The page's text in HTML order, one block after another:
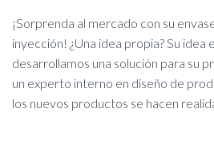
¡Sorprenda al mercado con su
inyección! ¿Una idea propia? Su
desarrollamos una solución para su
un experto interno en diseño de
los nuevos productos se hacen